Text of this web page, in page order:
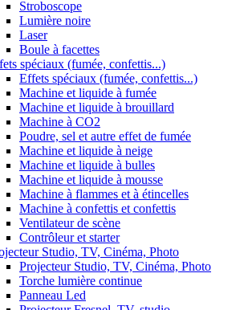
Stroboscope
Lumière noire
Laser
Boule à facettes
spéciaux (fumée, confettis...)
Effets spéciaux (fumée, confettis...)
Machine et liquide à fumée
Machine et liquide à brouillard
Machine à CO2
Poudre, sel et autre effet de fumée
Machine et liquide à neige
Machine et liquide à bulles
Machine et liquide à mousse
Machine à flammes et à étincelles
Machine à confettis et confettis
Ventilateur de scène
Contrôleur et starter
Studio, TV, Cinéma, Photo
Projecteur Studio, TV, Cinéma, Photo
Torche lumière continue
Panneau Led